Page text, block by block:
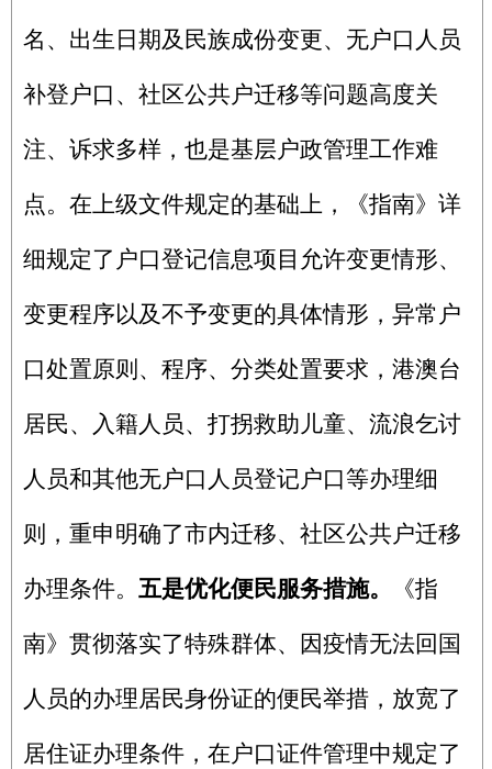
名、出生日期及民族成份变更、无户口人员
补登户口、社区公共户迁移等问题高度关
注、诉求多样，也是基层户政管理工作难
点。在上级文件规定的基础上，《指南》详
细规定了户口登记信息项目允许变更情形、
变更程序以及不予变更的具体情形，异常户
口处置原则、程序、分类处置要求，港澳台
居民、入籍人员、打拐救助儿童、流浪乞讨
人员和其他无户口人员登记户口等办理细
则，重申明确了市内迁移、社区公共户迁移
办理条件。 五是优化便民服务措施。 《指
南》贯彻落实了特殊群体、因疫情无法回国
人员的办理居民身份证的便民举措，放宽了
居住证办理条件，在户口证件管理中规定了